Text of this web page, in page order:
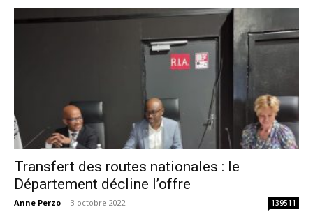
Transfert des routes nationales : le
Département décline l’offre
Anne Perzo - 3 octobre 2022 139511